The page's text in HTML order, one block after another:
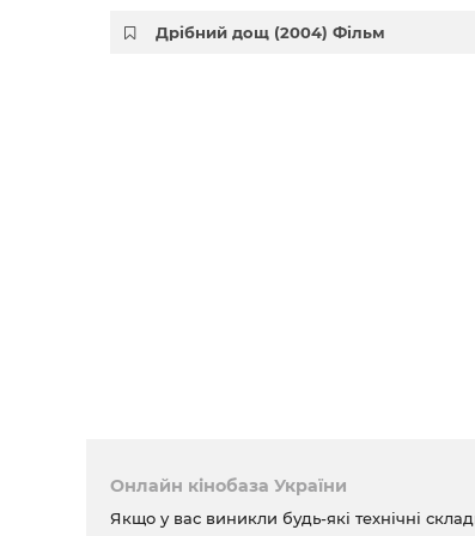
Дрібний дощ (2004) Фільм
Онлайн кінобаза України
Якщо у вас виникли будь-які технічні